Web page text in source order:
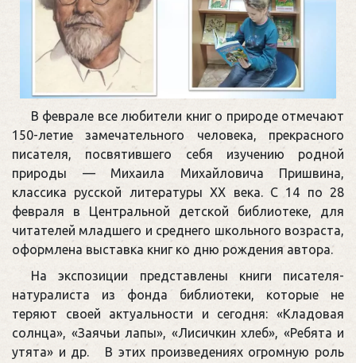
В феврале все любители книг о природе отмечают
150-летие замечательного человека, прекрасного
писателя, посвятившего себя изучению родной
природы — Михаила Михайловича Пришвина,
классика русской литературы XX века. С 14 по 28
февраля в Центральной детской библиотеке, для
читателей младшего и среднего школьного возраста,
оформлена выставка книг ко дню рождения автора.
На экспозиции представлены книги писателя-
натуралиста из фонда библиотеки, которые не
теряют своей актуальности и сегодня: «Кладовая
солнца», «Заячьи лапы», «Лисичкин хлеб», «Ребята и
утята» и др. В этих произведениях огромную роль